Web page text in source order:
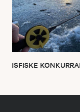
ISFISKE